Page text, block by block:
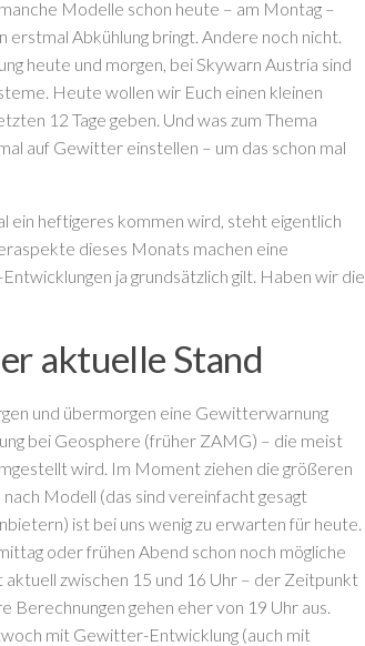
Modelle schon heute – am Montag –
Abkühlung bringt. Andere noch nicht.
heute und morgen, bei Skywarn Austria sind
Heute wollen wir Euch einen kleinen
12 Tage geben. Und was zum Thema
auf Gewitter einstellen – um das schon mal
ein heftigeres kommen wird, steht eigentlich
dieses Monats machen eine
ja grundsätzlich gilt. Haben wir die
aktuelle Stand
und übermorgen eine Gewitterwarnung
bei Geosphere (früher ZAMG) – die meist
wird. Im Moment ziehen die größeren
Modell (das sind vereinfacht gesagt
ist bei uns wenig zu erwarten für heute.
oder frühen Abend schon noch mögliche
zwischen 15 und 16 Uhr – der Zeitpunkt
gehen eher von 19 Uhr aus.
mit Gewitter-Entwicklung (auch mit